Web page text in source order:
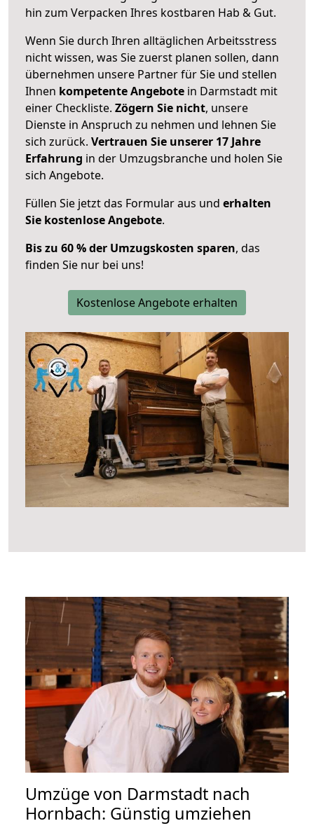
hin zum Verpacken Ihres kostbaren Hab & Gut.
Wenn Sie durch Ihren alltäglichen Arbeitsstress
nicht wissen, was Sie zuerst planen sollen, dann
übernehmen unsere Partner für Sie und stellen
Ihnen kompetente Angebote in Darmstadt mit
einer Checkliste. Zögern Sie nicht, unsere
Dienste in Anspruch zu nehmen und lehnen Sie
sich zurück. Vertrauen Sie unserer 17 Jahre
Erfahrung in der Umzugsbranche und holen Sie
sich Angebote.
Füllen Sie jetzt das Formular aus und erhalten
Sie kostenlose Angebote.
Bis zu 60 % der Umzugskosten sparen, das
finden Sie nur bei uns!
Kostenlose Angebote erhalten
Umzüge von Darmstadt nach
Hornbach: Günstig umziehen